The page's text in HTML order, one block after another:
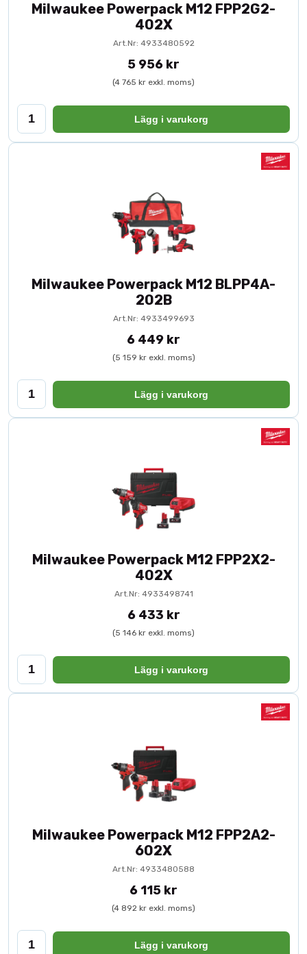
Milwaukee Powerpack M12 FPP2G2-
402X
Art.Nr: 4933480592
5 956 kr
(4 765 kr exkl. moms)
Lägg i varukorg
Milwaukee Powerpack M12 BLPP4A-
202B
Art.Nr: 4933499693
6 449 kr
(5 159 kr exkl. moms)
Lägg i varukorg
Milwaukee Powerpack M12 FPP2X2-
402X
Art.Nr: 4933498741
6 433 kr
(5 146 kr exkl. moms)
Lägg i varukorg
Milwaukee Powerpack M12 FPP2A2-
602X
Art.Nr: 4933480588
6 115 kr
(4 892 kr exkl. moms)
Lägg i varukorg